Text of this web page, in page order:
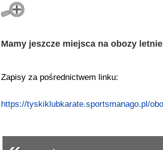
Mamy jeszcze miejsca na obozy
Zapisy za pośrednictwem linku:
https://tyskiklubkarate.sportsmanago.pl/